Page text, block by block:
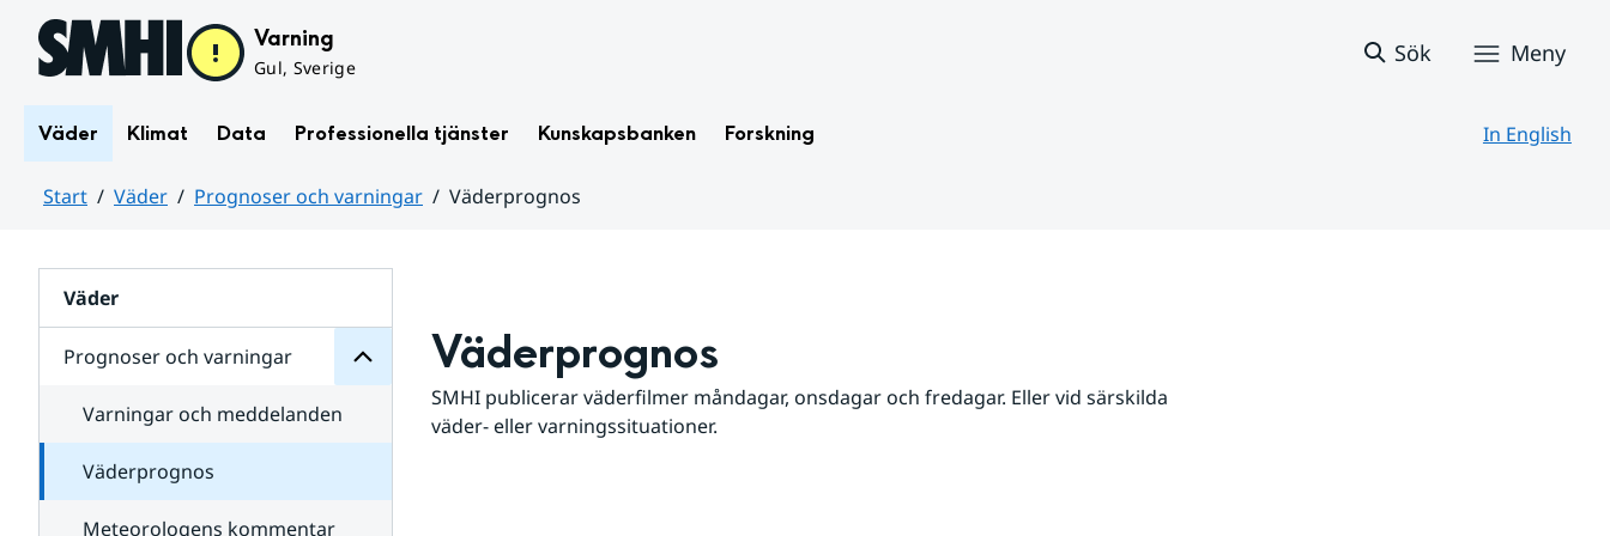
Hoppa till sidans innehåll Varning
Gul, Sverige
Sök Meny
Väder Klimat Data Professionella tjänster Kunskapsbanken Forskning In English
Start Väder Prognoser och varningar
Väderprognos
Väder
Prognoser och varningar
för
varningar
Varningar och meddelanden
Väderprognos
Meteorologens kommentar
Väderprognos
SMHI publicerar väderfilmer måndagar, onsdagar och fredagar. Eller vid särskilda
väder- eller varningssituationer.